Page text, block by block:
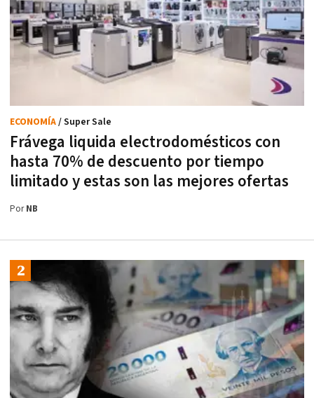
Frávega liquida electrodomésticos con
hasta 70% de descuento por tiempo
limitado y estas son las mejores ofertas
ECONOMÍA/ Super Sale
PorNB